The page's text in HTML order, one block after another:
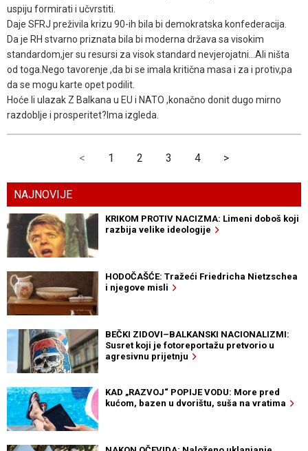
uspiju formirati i učvrstiti.
Daje SFRJ preživila krizu 90-ih bila bi demokratska konfederacija.
Da je RH stvarno priznata bila bi moderna država sa visokim
standardom,jer su resursi za visok standard nevjerojatni...Ali ništa
od toga.Nego tavorenje ,da bi se imala kritična masa i za i protiv,pa
da se mogu karte opet podilit.
Hoće li ulazak Z Balkana u EU i NATO ,konačno donit dugo mirno
razdoblje i prosperitet?Ima izgleda.
< 1 2 3 4 >
NAJNOVIJE
KRIKOM PROTIV NACIZMA: Limeni doboš koji
razbija velike ideologije
HODOČAŠĆE: Tražeći Friedricha Nietzschea
i njegove misli
BEČKI ZIDOVI–BALKANSKI NACIONALIZMI:
Susret koji je fotoreportažu pretvorio u
agresivnu prijetnju
KAD „RAZVOJ“ POPIJE VODU: More pred
kućom, bazen u dvorištu, suša na vratima